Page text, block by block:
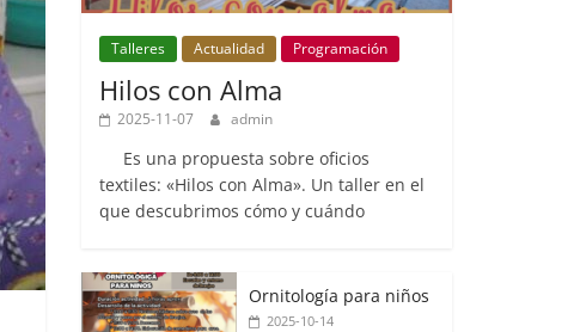
Talleres Actualidad Programación
Hilos con Alma
2025-11-07 admin
Es una propuesta sobre oficios
textiles: «Hilos con Alma». Un taller en el
que descubrimos cómo y cuándo
Ornitología para niños
2025-10-14